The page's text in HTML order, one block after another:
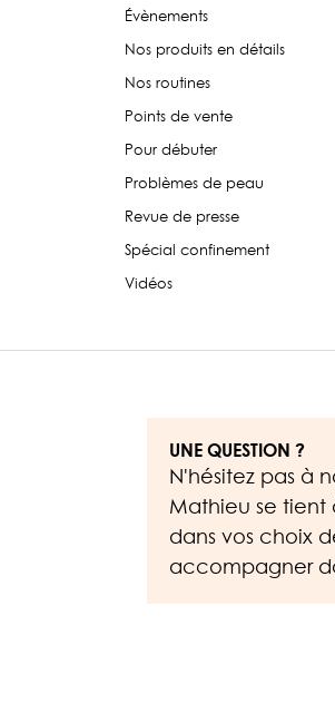
Évènements
Nos produits en détails
Nos routines
Points de vente
Pour débuter
Problèmes de peau
Revue de presse
Spécial confinement
Vidéos
UNE QUESTION ?
N'hésitez pas à
Mathieu se tient
dans vos choix
accompagner